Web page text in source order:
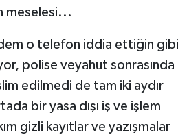
meselesi...
o telefon iddia ettiğin gibi
polise veyahut sonrasında
edilmedi de tam iki aydır
bir yasa dışı iş ve işlem
gizli kayıtlar ve yazışmalar